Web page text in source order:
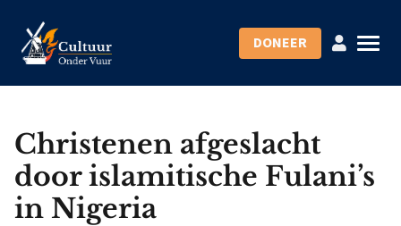
DONEER
Christenen afgeslacht
door islamitische Fulani’s
in Nigeria